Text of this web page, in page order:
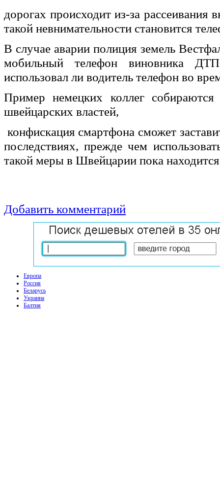
дорогах происходит из-за
такой невнимательности становится
В случае аварии полиция земель
мобильный телефон виновника
использовал ли водитель телефон во
Пример немецких коллег
швейцарских властей,
конфискация смартфона сможет
последствиях, прежде чем
такой меры в Швейцарии пока
Добавить комментарий
Европа
Россия
Беларусь
Украина
Балтия